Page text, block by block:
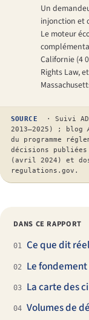
Un
injonction et
Le moteur
Californie (4
Rights Law,
SOURCE
· Suivi
2013–2025) ; blog
du programme
décisions
(avril 2024) et
regulations.gov.
DANS CE RAPPORT
01 Ce que dit
02 Le fondement
03 La carte des
04 Volumes de